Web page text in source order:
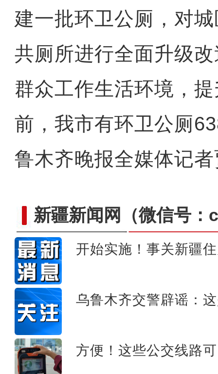
建一批环卫公厕，对
共厕所进行全面升级
群众工作生活环境，
前，我市有环卫公厕
鲁木齐晚报全媒体记
新疆新闻网 （微信号
开始实施！事关新疆
乌鲁木齐交警辟谣：
方便！这些公交线路可